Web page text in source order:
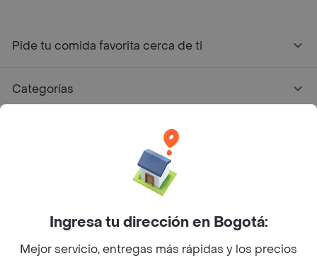
Pide tu comida favorita cerca de ti
Categorías
Facebook
Twitter
Instagram
©2026Rappi Inc. All rights reserved.
Ingresa tu dirección en Bogotá:
Mejor servicio, entregas más rápidas y los precios